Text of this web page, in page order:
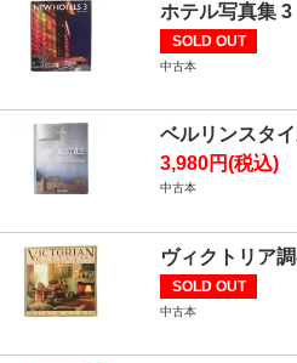
ホテル写真集 3
SOLD OUT
中古本
ベルリンスタ
3,980円(税込)
中古本
ヴィクトリア
SOLD OUT
中古本